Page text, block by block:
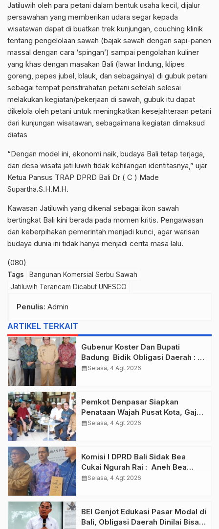
Jatiluwih oleh para petani dalam bentuk usaha kecil, dijalur
persawahan yang memberikan udara segar kepada
wisatawan dapat di buatkan trek kunjungan, couching klinik
tentang pengelolaan sawah (bajak sawah dengan sapi-panen
massal dengan cara ‘spingan’) sampai pengolahan kuliner
yang khas dengan masakan Bali (lawar lindung, klipes
goreng, pepes jubel, blauk, dan sebagainya) di gubuk petani
sebagai tempat peristirahatan petani setelah selesai
melakukan kegiatan/pekerjaan di sawah, gubuk itu dapat
dikelola oleh petani untuk meningkatkan kesejahteraan petani
dari kunjungan wisatawan, sebagaimana kegiatan dimaksud
diatas
“Dengan model ini, ekonomi naik, budaya Bali tetap terjaga,
dan desa wisata jati luwih tidak kehilangan identitasnya,” ujar
Ketua Pansus TRAP DPRD Bali Dr ( C ) Made
Supartha.S.H.M.H.
Kawasan Jatiluwih yang dikenal sebagai ikon sawah
bertingkat Bali kini berada pada momen kritis. Pengawasan
dan keberpihakan pemerintah menjadi kunci, agar warisan
budaya dunia ini tidak hanya menjadi cerita masa lalu.
(080)
Tags
Bangunan Komersial Serbu Sawah
Jatiluwih Terancam Dicabut UNESCO
Penulis: Admin
ARTIKEL TERKAIT
Gubenur Koster Dan Bupati
Badung Bidik Obligasi Daerah :
Gaspol Bangun Infrastruktur
calendar_monthSelasa, 4 Agt 2026
Pemkot Denpasar Siapkan
Penataan Wajah Pusat Kota, Gajah
Mada Jadi Salah Satu Kawasan
calendar_monthSelasa, 4 Agt 2026
Komisi I DPRD Bali Sidak Bea
Cukai Ngurah Rai : Aneh Bea
Cukai Tolak berikan List Data
calendar_monthSelasa, 4 Agt 2026
BEI Genjot Edukasi Pasar Modal di
Bali, Obligasi Daerah Dinilai Bisa